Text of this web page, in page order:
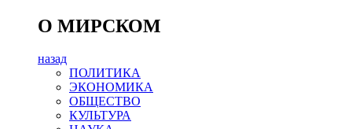
О МИРСКОМ
назад
ПОЛИТИКА
ЭКОНОМИКА
ОБЩЕСТВО
КУЛЬТУРА